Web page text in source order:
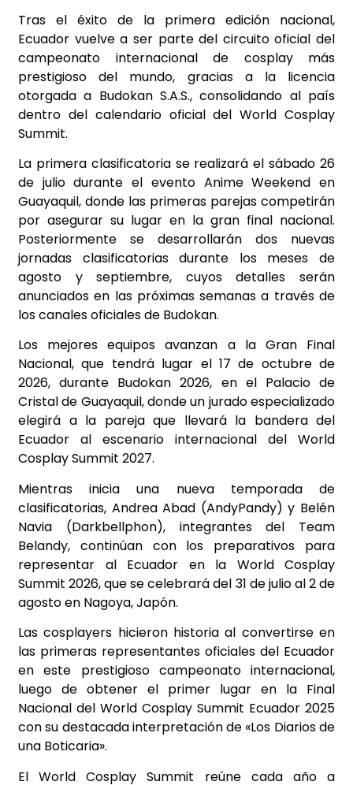
Tras el éxito de la primera edición nacional,
Ecuador vuelve a ser parte del circuito oficial del
campeonato internacional de cosplay más
prestigioso del mundo, gracias a la licencia
otorgada a Budokan S.A.S., consolidando al país
dentro del calendario oficial del World Cosplay
Summit.
La primera clasificatoria se realizará el sábado 26
de julio durante el evento Anime Weekend en
Guayaquil, donde las primeras parejas competirán
por asegurar su lugar en la gran final nacional.
Posteriormente se desarrollarán dos nuevas
jornadas clasificatorias durante los meses de
agosto y septiembre, cuyos detalles serán
anunciados en las próximas semanas a través de
los canales oficiales de Budokan.
Los mejores equipos avanzan a la Gran Final
Nacional, que tendrá lugar el 17 de octubre de
2026, durante Budokan 2026, en el Palacio de
Cristal de Guayaquil, donde un jurado especializado
elegirá a la pareja que llevará la bandera del
Ecuador al escenario internacional del World
Cosplay Summit 2027.
Mientras inicia una nueva temporada de
clasificatorias, Andrea Abad (AndyPandy) y Belén
Navia (Darkbellphon), integrantes del Team
Belandy, continúan con los preparativos para
representar al Ecuador en la World Cosplay
Summit 2026, que se celebrará del 31 de julio al 2 de
agosto en Nagoya, Japón.
Las cosplayers hicieron historia al convertirse en
las primeras representantes oficiales del Ecuador
en este prestigioso campeonato internacional,
luego de obtener el primer lugar en la Final
Nacional del World Cosplay Summit Ecuador 2025
con su destacada interpretación de «Los Diarios de
una Boticaria».
El World Cosplay Summit reúne cada año a